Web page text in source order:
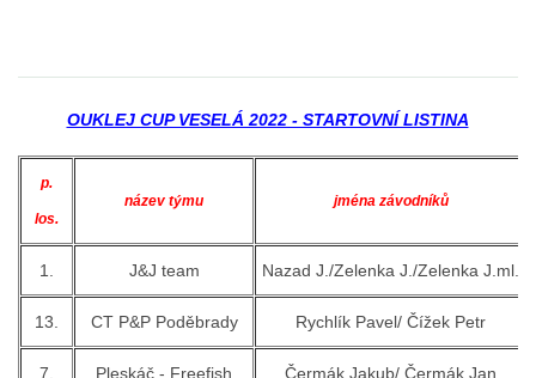
OUKLEJ CUP VESELÁ 2024
OUKLEJ CUP VESELÁ 2025
ARCHIV
OUKLEJ CUP VESELÁ 2022 - STARTOVNÍ LISTINA
p.
los.
název týmu jména závodníků
1. J&J team Nazad J./Zelenka J./Zelenka J.ml.
13 CT P&P Poděbrady Rychlík Pavel/ Čížek Petr
7. Pleskáč - Freefish Čermák Jakub/ Čermák Jan